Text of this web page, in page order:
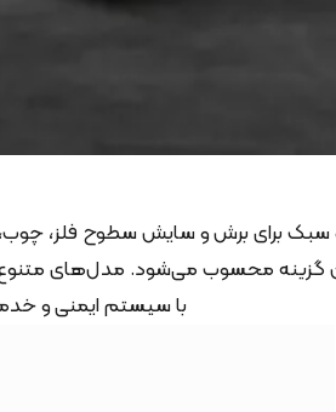
و سبک برای برش و سایش سطوح فلز،
گزینه محسوب می‌شود. مدل‌های متنوع
با سیستم ایمنی و